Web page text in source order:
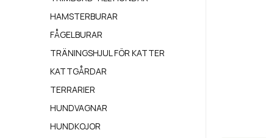
HAMSTERBURAR
FÅGELBURAR
TRÄNINGSHJUL FÖR KATTER
KATTGÅRDAR
TERRARIER
HUNDVAGNAR
HUNDKOJOR